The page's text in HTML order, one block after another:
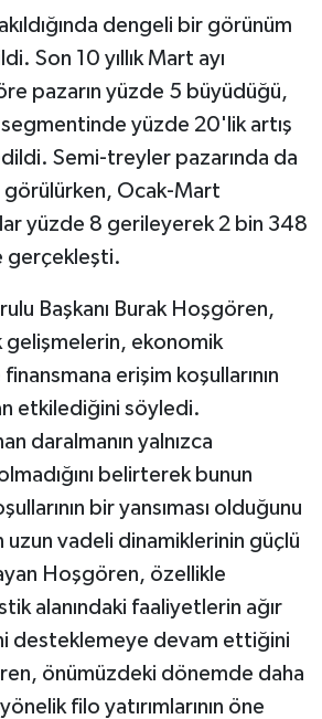
dengeli bir görünüm
Son 10 yıllık Mart ayı
pazarın yüzde 5 büyüdüğü,
yüzde 20'lik artış
Semi-treyler pazarında da
görülürken, Ocak-Mart
yüzde 8 gerileyerek 2 bin 348
gerçekleşti.
Başkanı Burak Hoşgören,
gelişmelerin, ekonomik
erişim koşullarının
etkilediğini söyledi.
daralmanın yalnızca
belirterek bunun
bir yansıması olduğunu
vadeli dinamiklerinin güçlü
Hoşgören, özellikle
alanındaki faaliyetlerin ağır
desteklemeye devam ettiğini
önümüzdeki dönemde daha
filo yatırımlarının öne